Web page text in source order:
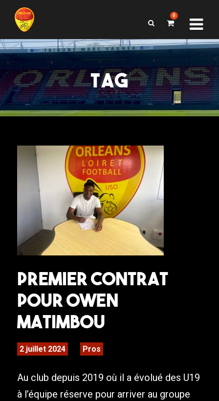
0
TAG
Premier contrat
pour Owen
Matimbou
2 juillet 2024 Pros
Au club depuis 2019 où il a évolué des U19
à l’équipe réserve pour arriver au groupe